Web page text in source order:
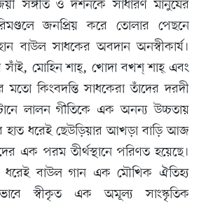
সঙ্গীত ও দর্শনকে সাধারণ মানুষের
জনপ্রিয় করে তোলার পেছনে
বাউল সাধকের অবদান অনস্বীকার্য।
মোহিন শাহ্, খোদা বখশ্ শাহ্ এবং
কিংবদন্তি সাধকেরা তাঁদের দরদী
লালন গীতিকে এক অনন্য উচ্চতায়
হাত ধরেই ছেউড়িয়ার আখড়া বাড়ি আজ
এক পরম তীর্থস্থানে পরিণত হয়েছে।
ধরেই বাউল গান এক মৌখিক ঐতিহ্য
স্বীকৃত এক অমূল্য সাংস্কৃতিক